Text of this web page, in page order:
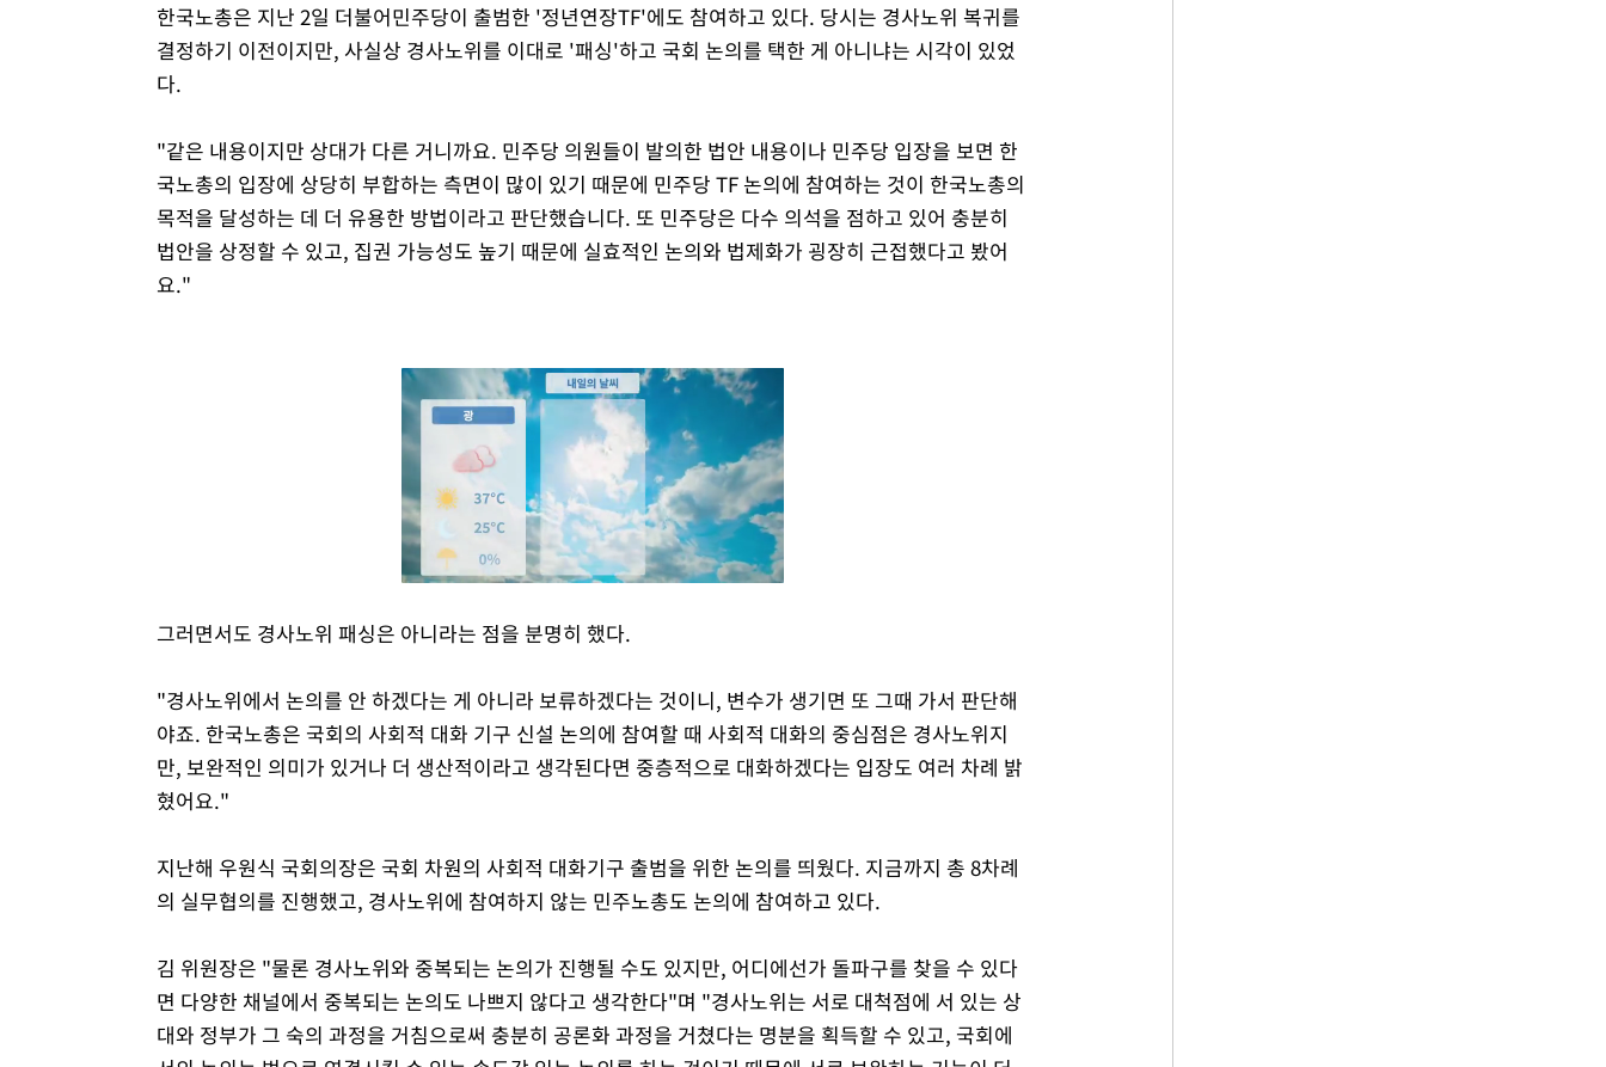
한국노총은 지난 2일 더불어민주당이 출범한 '정년연장TF'에도 참여하고 있다. 당시는 경사노위 복귀를
결정하기 이전이지만, 사실상 경사노위를 이대로 '패싱'하고 국회 논의를 택한 게 아니냐는 시각이 있었
다.
"같은 내용이지만 상대가 다른 거니까요. 민주당 의원들이 발의한 법안 내용이나 민주당 입장을 보면 한
국노총의 입장에 상당히 부합하는 측면이 많이 있기 때문에 민주당 TF 논의에 참여하는 것이 한국노총의
목적을 달성하는 데 더 유용한 방법이라고 판단했습니다. 또 민주당은 다수 의석을 점하고 있어 충분히
법안을 상정할 수 있고, 집권 가능성도 높기 때문에 실효적인 논의와 법제화가 굉장히 근접했다고 봤어
요."
그러면서도 경사노위 패싱은 아니라는 점을 분명히 했다.
"경사노위에서 논의를 안 하겠다는 게 아니라 보류하겠다는 것이니, 변수가 생기면 또 그때 가서 판단해
야죠. 한국노총은 국회의 사회적 대화 기구 신설 논의에 참여할 때 사회적 대화의 중심점은 경사노위지
만, 보완적인 의미가 있거나 더 생산적이라고 생각된다면 중층적으로 대화하겠다는 입장도 여러 차례 밝
혔어요."
지난해 우원식 국회의장은 국회 차원의 사회적 대화기구 출범을 위한 논의를 띄웠다. 지금까지 총 8차례
의 실무협의를 진행했고, 경사노위에 참여하지 않는 민주노총도 논의에 참여하고 있다.
김 위원장은 "물론 경사노위와 중복되는 논의가 진행될 수도 있지만, 어디에선가 돌파구를 찾을 수 있다
면 다양한 채널에서 중복되는 논의도 나쁘지 않다고 생각한다"며 "경사노위는 서로 대척점에 서 있는 상
대와 정부가 그 숙의 과정을 거침으로써 충분히 공론화 과정을 거쳤다는 명분을 획득할 수 있고, 국회에